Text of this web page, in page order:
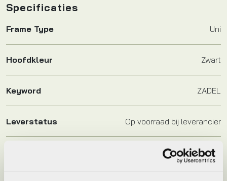
Specificaties
Frame Type Uni
Hoofdkleur Zwart
Keyword ZADEL
Leverstatus Op voorraad bij leverancier
Freeway Fit